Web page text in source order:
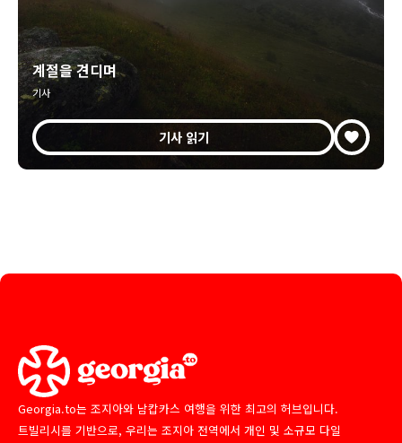
계절을 견디며
기사
기사 읽기
Georgia.to는 조지아와 남캅카스 여행을 위한 최고의 허브입니다.
트빌리시를 기반으로, 우리는 조지아 전역에서 개인 및 소규모 다일